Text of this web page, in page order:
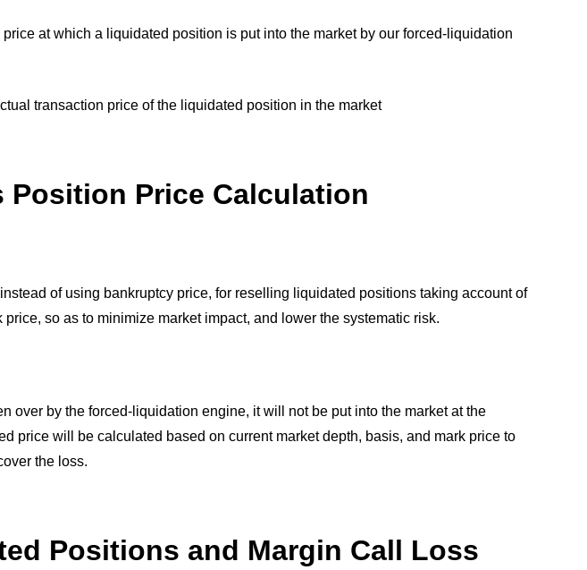
at which a liquidated position is put into the market by our forced-liquidation
transaction price of the liquidated position in the market
Position Price Calculation
of using bankruptcy price, for reselling liquidated positions taking account of
so as to minimize market impact, and lower the systematic risk.
over by the forced-liquidation engine, it will not be put into the market at the
price will be calculated based on current market depth, basis, and mark price to
the loss.
Positions and Margin Call Loss